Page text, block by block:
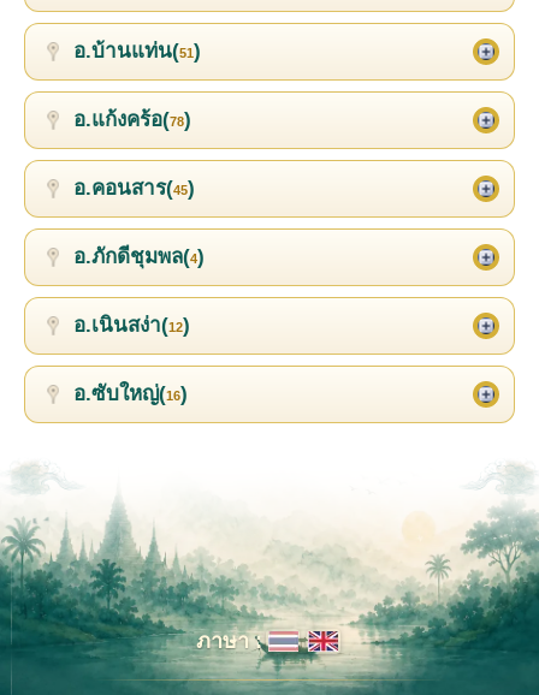
อ.บ้านแท่น(51)
อ.แก้งคร้อ(78)
อ.คอนสาร(45)
อ.ภักดีชุมพล(4)
อ.เนินสง่า(12)
อ.ซับใหญ่(16)
ภาษา :